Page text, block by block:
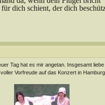
dich schient, der dich
Tag hat es mir angetan. Insgesamt
Vorfreude auf das Konzert in